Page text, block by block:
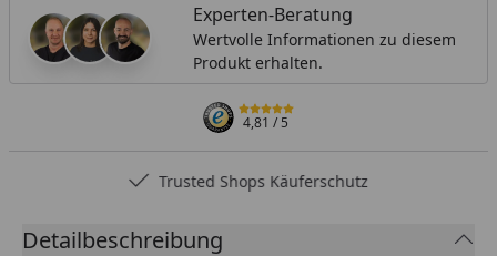
Experten-Beratung
Wertvolle Informationen zu diesem
Produkt erhalten.
4,81/ 5
Trusted Shops Käuferschutz
Detailbeschreibung